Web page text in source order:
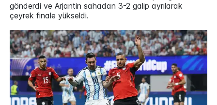
gönderdi ve Arjantin sahadan 3-2 galip ayrılarak
çeyrek finale yükseldi.